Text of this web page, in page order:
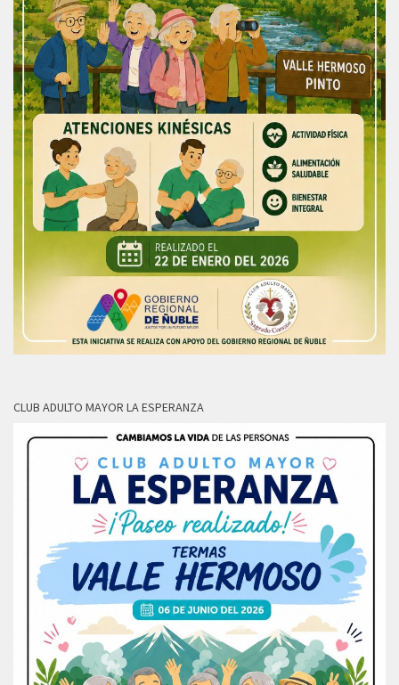
CLUB ADULTO MAYOR LA ESPERANZA